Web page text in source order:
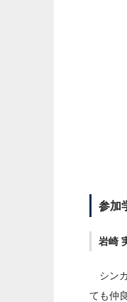
参加
岩崎
シン
ても仲